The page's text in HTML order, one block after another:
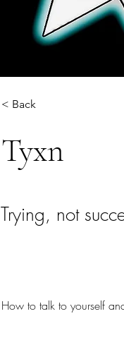
< Back
Tyxn
Trying, not
How to talk to yourself